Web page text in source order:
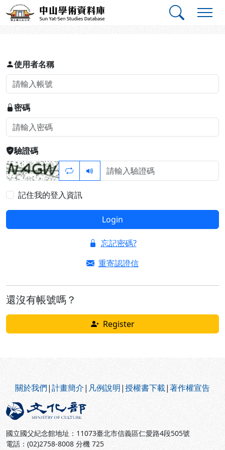
跳到主要內容
中山學術資料庫
登入
使用者名稱
密碼
驗證碼
記住我的登入資訊
Login
忘記密碼?
重寄認證信
還沒有帳號嗎？
Register
關於我們|計畫簡介| 凡例說明|授權書下載|著作權宣告
國立國父紀念館地址：11073臺北市信義區仁愛路4段505號
電話：(02)2758-8008 分機 725